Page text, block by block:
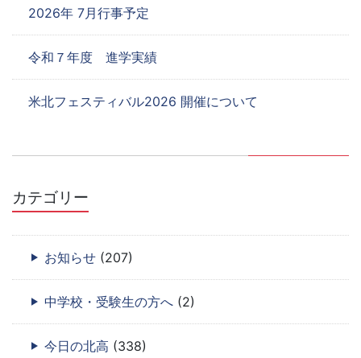
2026年 7月行事予定
令和７年度 進学実績
米北フェスティバル2026 開催について
カテゴリー
お知らせ (207)
中学校・受験生の方へ (2)
今日の北高 (338)